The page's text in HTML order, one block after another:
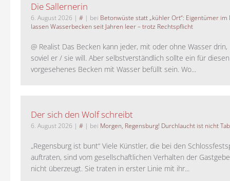
Die Sallernerin
6. August 2026 | # | bei Betonwüste statt „kühler Ort“: Eigentümer
lassen Wasserbecken seit Jahren leer – trotz Rechtspflicht
@ Realist Das Becken kann jeder, mit oder ohne Wasser
soviel er / sie will. Aber selbstverständlich sollte ein für
vorgesehenes Becken mit Wasser befüllt sein. Wo...
Der sich den Wolf schreibt
6. August 2026 | # | bei Morgen, Regensburg! Durchlaucht ist nicht
„Regensburg ist bunt“ Viele Künstler, die bei den
auftraten, sind vom gesellschaftlichen Verhalten der
nicht überzeugt. Sie traten in erster Linie mit ihr...